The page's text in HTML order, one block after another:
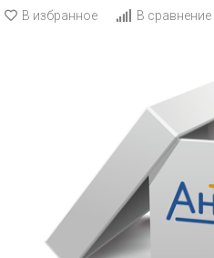
В избранное
В сравнение